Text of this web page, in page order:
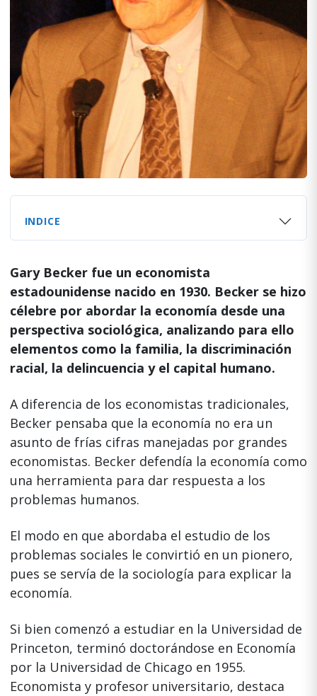
INDICE
Gary Becker fue un economista
estadounidense nacido en 1930. Becker se hizo
célebre por abordar la economía desde una
perspectiva sociológica, analizando para ello
elementos como la familia, la discriminación
racial, la delincuencia y el capital humano.
A diferencia de los economistas tradicionales,
Becker pensaba que la economía no era un
asunto de frías cifras manejadas por grandes
economistas. Becker defendía la economía como
una herramienta para dar respuesta a los
problemas humanos.
El modo en que abordaba el estudio de los
problemas sociales le convirtió en un pionero,
pues se servía de la sociología para explicar la
economía.
Si bien comenzó a estudiar en la Universidad de
Princeton, terminó doctorándose en Economía
por la Universidad de Chicago en 1955.
Economista y profesor universitario, destaca